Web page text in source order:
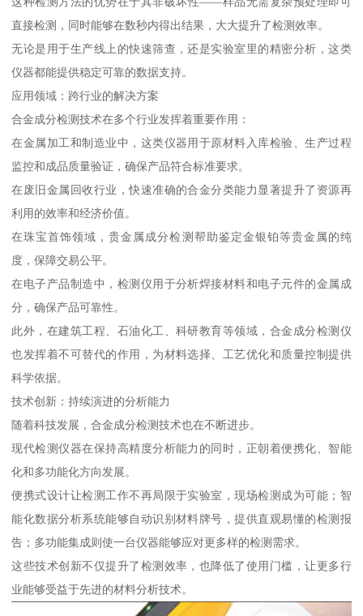
直接检测，同时能够在数秒内得出结果，大大提升了检测效率。
无论是用于生产线上的快速筛查，还是实验室里的精密分析，这类
仪器都能提供稳定可靠的数据支持。
应用领域：跨行业的解决方案
合金成分检测技术在多个行业发挥着重要作用：
在金属加工和制造业中，这类仪器用于原材料入库检验、生产过程
监控和成品质量验证，确保产品符合标准要求。
在废旧金属回收行业，快速准确的合金分类能力显著提升了资源再
利用的效率和经济价值。
在珠宝首饰领域，贵金属成分检测帮助鉴定金银铂等贵金属的纯
度，保障交易公平。
在电子产品制造中，检测仪用于分析焊接材料和电子元件的金属成
分，确保产品可靠性。
此外，在建筑工程、石油化工、科研教育等领域，合金成分检测仪
也发挥着不可替代的作用，为材料选择、工艺优化和质量控制提供
科学依据。
技术创新：持续演进的分析能力
随着科技发展，合金成分检测技术也在不断进步。
现代检测仪器在保持高精度分析能力的同时，正朝着便携化、智能
化和多功能化方向发展。
便携式设计让检测工作不再局限于实验室，现场检测成为可能；智
能化数据分析系统能够自动识别材料牌号，提供直观易懂的检测报
告；多功能集成则使一台仪器能够应对更多样的检测需求。
这些技术创新不仅提升了检测效率，也降低了使用门槛，让更多行
业能够受益于先进的材料分析技术。